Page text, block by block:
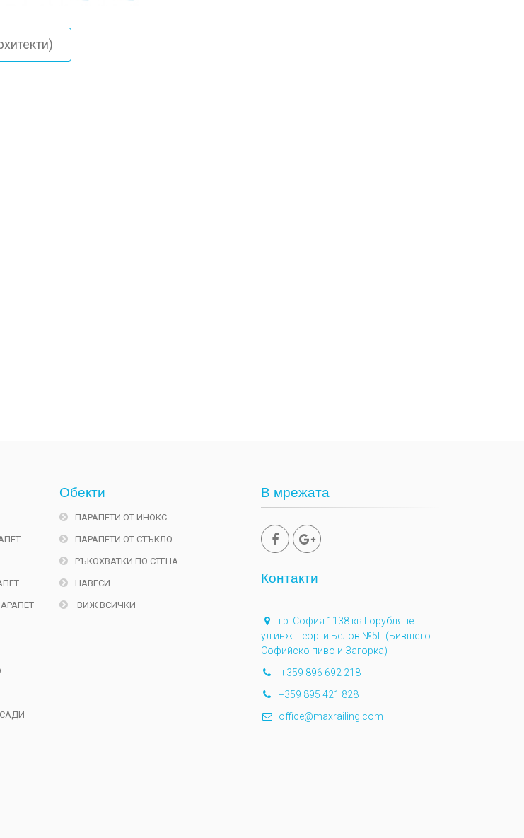
Обекти
ПАРАПЕТИ ОТ ИНОКС
ПАРАПЕТИ ОТ СТЪКЛО
РЪКОХВАТКИ ПО СТЕНА
НАВЕСИ
ВИЖ ВСИЧКИ
В мрежата
Контакти
гр. София 1138 кв.Горубляне
ул.инж. Георги Белов №5Г (Бившето
Софийско пиво и Загорка)
+359 896 692 218
+359 895 421 828
office@maxrailing.com